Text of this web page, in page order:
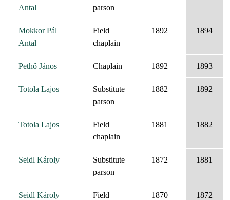
Antal
parson
Mokkor Pál
Antal
Field
chaplain
1892 1894
Pethő János Chaplain 1892 1893
Totola Lajos
Substitute
parson
1882 1892
Totola Lajos
Field
chaplain
1881 1882
Seidl Károly
Substitute
parson
1872 1881
Seidl Károly
Field
1870 1872